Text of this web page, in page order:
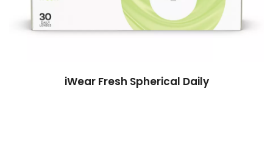
iWear Fresh Spherical Daily